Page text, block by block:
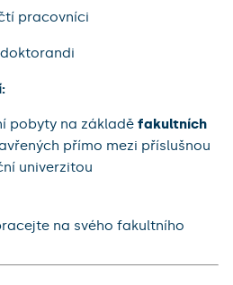
pracovníci
pobyty na základě fakultních
přímo mezi příslušnou
univerzitou
na svého fakultního